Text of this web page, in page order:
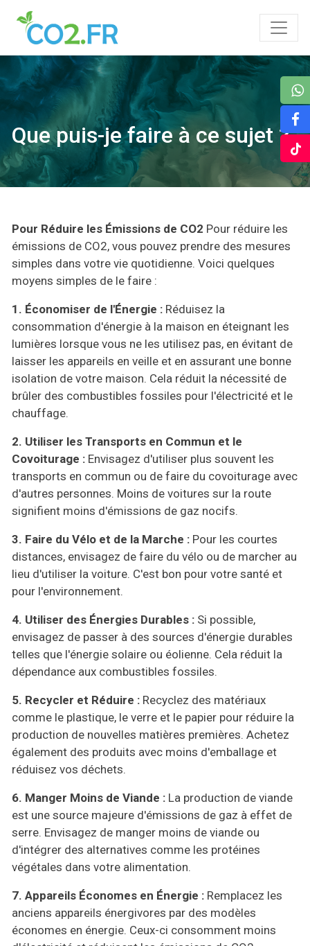
Que puis-je faire à ce sujet ?
Pour Réduire les Émissions de CO2 Pour réduire les
émissions de CO2, vous pouvez prendre des mesures
simples dans votre vie quotidienne. Voici quelques
moyens simples de le faire :
1. Économiser de l'Énergie : Réduisez la
consommation d'énergie à la maison en éteignant les
lumières lorsque vous ne les utilisez pas, en évitant de
laisser les appareils en veille et en assurant une bonne
isolation de votre maison. Cela réduit la nécessité de
brûler des combustibles fossiles pour l'électricité et le
chauffage.
2. Utiliser les Transports en Commun et le
Covoiturage : Envisagez d'utiliser plus souvent les
transports en commun ou de faire du covoiturage avec
d'autres personnes. Moins de voitures sur la route
signifient moins d'émissions de gaz nocifs.
3. Faire du Vélo et de la Marche : Pour les courtes
distances, envisagez de faire du vélo ou de marcher au
lieu d'utiliser la voiture. C'est bon pour votre santé et
pour l'environnement.
4. Utiliser des Énergies Durables : Si possible,
envisagez de passer à des sources d'énergie durables
telles que l'énergie solaire ou éolienne. Cela réduit la
dépendance aux combustibles fossiles.
5. Recycler et Réduire : Recyclez des matériaux
comme le plastique, le verre et le papier pour réduire la
production de nouvelles matières premières. Achetez
également des produits avec moins d'emballage et
réduisez vos déchets.
6. Manger Moins de Viande : La production de viande
est une source majeure d'émissions de gaz à effet de
serre. Envisagez de manger moins de viande ou
d'intégrer des alternatives comme les protéines
végétales dans votre alimentation.
7. Appareils Économes en Énergie : Remplacez les
anciens appareils énergivores par des modèles
économes en énergie. Ceux-ci consomment moins